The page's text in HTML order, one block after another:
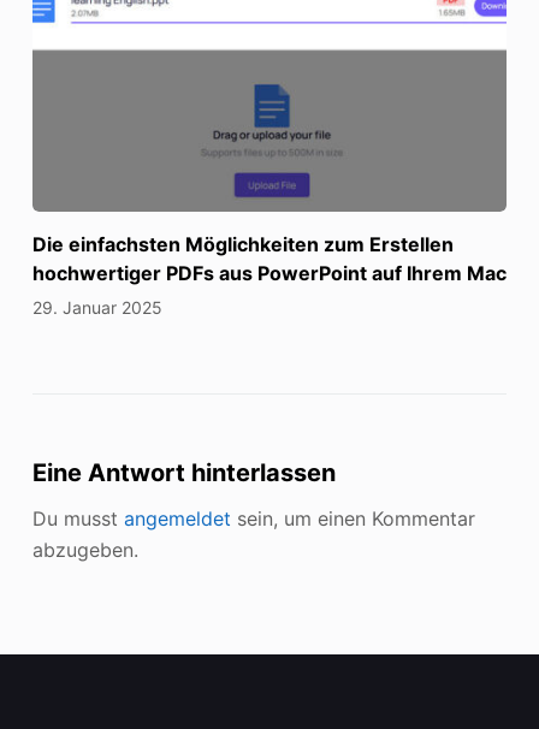
Die einfachsten Möglichkeiten zum Erstellen
hochwertiger PDFs aus PowerPoint auf Ihrem Mac
29. Januar 2025
Eine Antwort hinterlassen
Du musst angemeldet sein, um einen Kommentar
abzugeben.